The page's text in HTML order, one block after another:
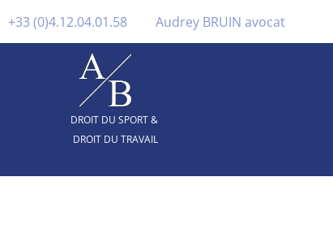
+33 (0)4.12.04.01.58 Audrey BRUIN avocat
DROIT DU SPORT &
DROIT DU TRAVAIL